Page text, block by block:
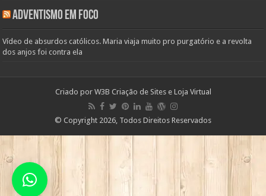
Adventismo em Foco
Vídeo de absurdos católicos. Maria viaja muito pro purgatório e a revolta
dos anjos foi contra ela
Criado por W3B Criação de Sites e Loja Virtual
© Copyright 2026, Todos Direitos Reservados